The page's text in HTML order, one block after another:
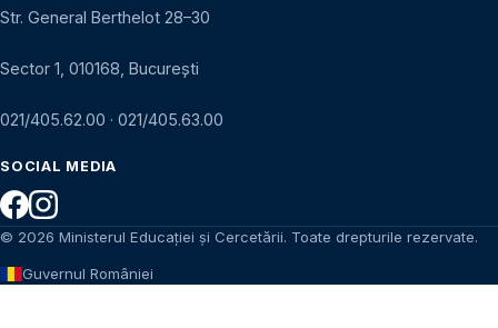
Str. General Berthelot 28–30
Sector 1, 010168, București
021/405.62.00 · 021/405.63.00
SOCIAL MEDIA
© 2026 Ministerul Educației și Cercetării. Toate drepturile rezervate.
Guvernul României